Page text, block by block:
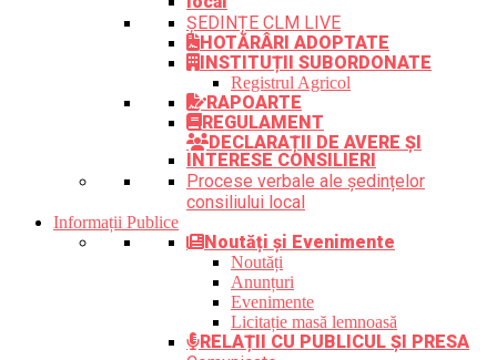
ȘEDINȚE CLM LIVE
HOTĂRÂRI ADOPTATE
INSTITUȚII SUBORDONATE
Registrul Agricol
RAPOARTE
REGULAMENT
DECLARAȚII DE AVERE ȘI
INTERESE CONSILIERI
Procese verbale ale ședințelor
consiliului local
Informații Publice
Noutăți și Evenimente
Noutăți
Anunțuri
Evenimente
Licitație masă lemnoasă
RELAȚII CU PUBLICUL ȘI PRESA